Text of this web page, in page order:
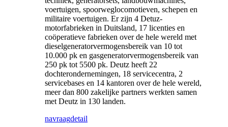
voertuigen, spoorweglocomotieven, schepen en
militaire voertuigen. Er zijn 4 Detuz-
motorfabrieken in Duitsland, 17 licenties en
coöperatieve fabrieken over de hele wereld met
dieselgeneratorvermogensbereik van 10 tot
10.000 pk en gasgeneratorvermogensbereik van
250 pk tot 5500 pk. Deutz heeft 22
dochterondernemingen, 18 servicecentra, 2
servicebases en 14 kantoren over de hele wereld,
meer dan 800 zakelijke partners werkten samen
met Deutz in 130 landen.
navraagdetail